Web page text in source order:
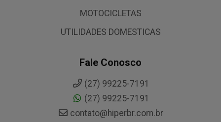
MOTOCICLETAS
UTILIDADES DOMESTICAS
Fale Conosco
(27) 99225-7191
(27) 99225-7191
contato@hiperbr.com.br